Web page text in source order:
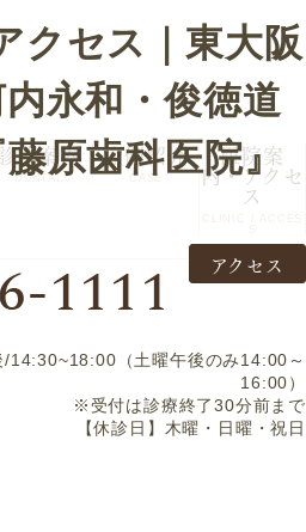
アクセス
（土曜午後のみ14:00～
16:00）
※受付は診療終了30分前まで
【休診日】木曜・日曜・祝日
療案内
DENTAL
症例紹介
CASE
医院案
内・アクセ
ス
CLINIC / ACCES
S
・アクセス